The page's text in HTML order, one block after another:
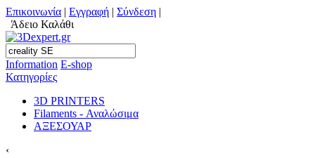
Επικοινωνία | Εγγραφή | Σύνδεση |
Άδειο Καλάθι
Information Ε-shop
Κατηγορίες
3D PRINTERS
Filaments - Αναλώσιμα
ΑΞΕΣΟΥΑΡ
‹